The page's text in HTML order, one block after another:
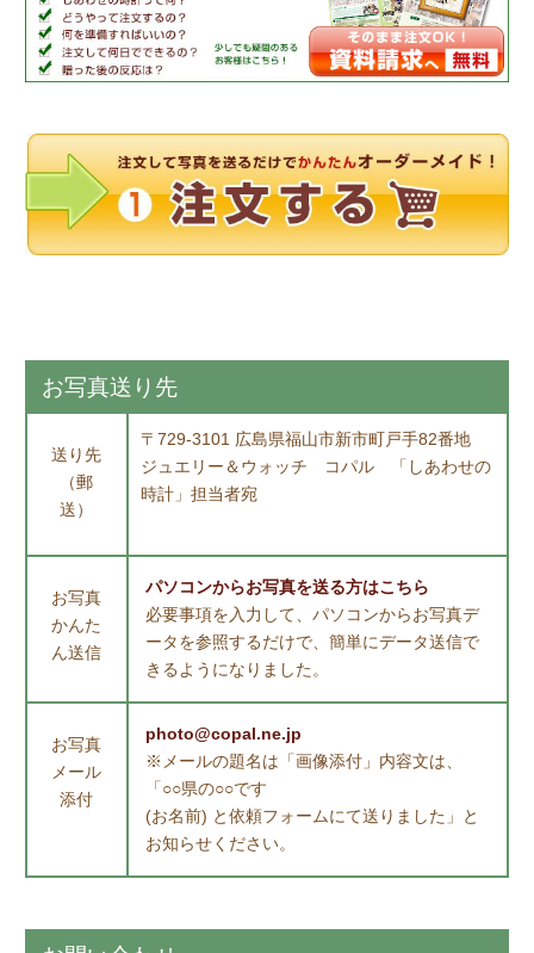
お写真送り先
送り先
（郵
送）
〒729-3101 広島県福山市新市町戸手82番地
ジュエリー＆ウォッチ コパル 「しあわせの
時計」担当者宛
お写真
かんた
ん送信
パソコンからお写真を送る方はこちら
必要事項を入力して、パソコンからお写真デ
ータを参照するだけで、簡単にデータ送信で
きるようになりました。
お写真
メール
添付
photo@copal.ne.jp
※メールの題名は「画像添付」内容文は、
「○○県の○○です
(お名前) と依頼フォームにて送りました」と
お知らせください。